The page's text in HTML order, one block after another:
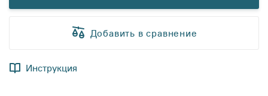
Добавить в сравнение
Инструкция